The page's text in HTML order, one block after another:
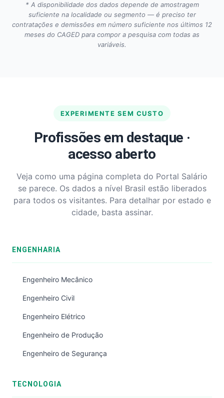
* A disponibilidade dos dados depende de amostragem
suficiente na localidade ou segmento — é preciso ter
contratações e demissões em número suficiente nos últimos 12
meses do CAGED para compor a pesquisa com todas as
variáveis.
EXPERIMENTE SEM CUSTO
Profissões em destaque ·
acesso aberto
Veja como uma página completa do Portal Salário
se parece. Os dados a nível Brasil estão liberados
para todos os visitantes. Para detalhar por estado e
cidade, basta assinar.
ENGENHARIA
Engenheiro Mecânico
Engenheiro Civil
Engenheiro Elétrico
Engenheiro de Produção
Engenheiro de Segurança
TECNOLOGIA